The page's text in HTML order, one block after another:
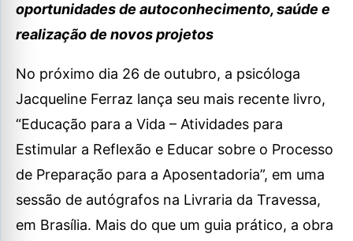
oportunidades de autoconhecimento, saúde e
realização de novos projetos
No próximo dia 26 de outubro, a psicóloga
Jacqueline Ferraz lança seu mais recente livro,
“Educação para a Vida – Atividades para
Estimular a Reflexão e Educar sobre o Processo
de Preparação para a Aposentadoria”, em uma
sessão de autógrafos na Livraria da Travessa,
em Brasília. Mais do que um guia prático, a obra